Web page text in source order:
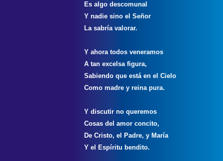
Es algo descomunal
Y nadie sino el Señor
La sabría valorar.
Y ahora todos veneramos
A tan excelsa figura,
Sabiendo que está en el Cielo
Como madre y reina pura.
Y discutir no queremos
Cosas del amor concito,
De Cristo, el Padre, y María
Y el Espíritu bendito.